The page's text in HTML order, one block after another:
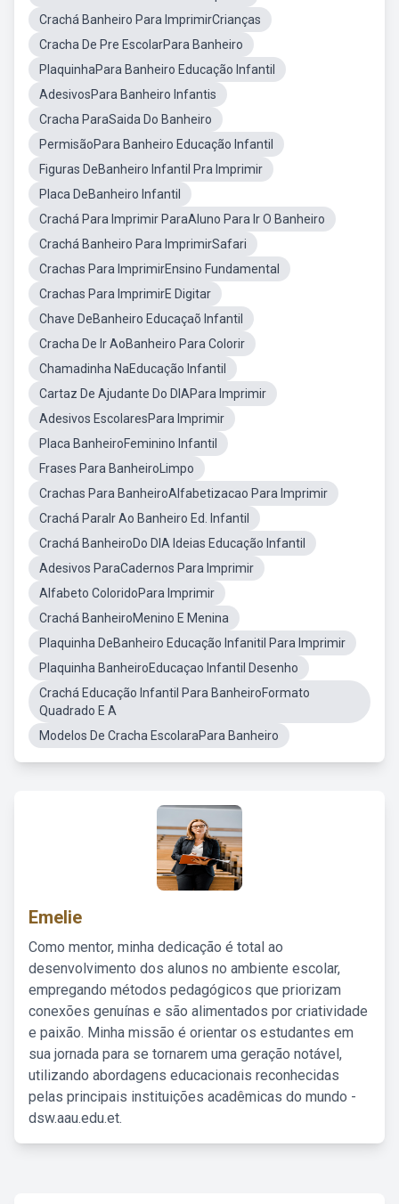
Crachá Banheiro Para ImprimirCrianças
Cracha De Pre EscolarPara Banheiro
PlaquinhaPara Banheiro Educação Infantil
AdesivosPara Banheiro Infantis
Cracha ParaSaida Do Banheiro
PermisãoPara Banheiro Educação Infantil
Figuras DeBanheiro Infantil Pra Imprimir
Placa DeBanheiro Infantil
Crachá Para Imprimir ParaAluno Para Ir O Banheiro
Crachá Banheiro Para ImprimirSafari
Crachas Para ImprimirEnsino Fundamental
Crachas Para ImprimirE Digitar
Chave DeBanheiro Educaçaõ Infantil
Cracha De Ir AoBanheiro Para Colorir
Chamadinha NaEducação Infantil
Cartaz De Ajudante Do DIAPara Imprimir
Adesivos EscolaresPara Imprimir
Placa BanheiroFeminino Infantil
Frases Para BanheiroLimpo
Crachas Para BanheiroAlfabetizacao Para Imprimir
Crachá ParaIr Ao Banheiro Ed. Infantil
Crachá BanheiroDo DIA Ideias Educação Infantil
Adesivos ParaCadernos Para Imprimir
Alfabeto ColoridoPara Imprimir
Crachá BanheiroMenino E Menina
Plaquinha DeBanheiro Educação Infanitil Para Imprimir
Plaquinha BanheiroEducaçao Infantil Desenho
Crachá Educação Infantil Para BanheiroFormato
Quadrado E A
Modelos De Cracha EscolaraPara Banheiro
Emelie
Como mentor, minha dedicação é total ao
desenvolvimento dos alunos no ambiente escolar,
empregando métodos pedagógicos que priorizam
conexões genuínas e são alimentados por criatividade
e paixão. Minha missão é orientar os estudantes em
sua jornada para se tornarem uma geração notável,
utilizando abordagens educacionais reconhecidas
pelas principais instituições acadêmicas do mundo -
dsw.aau.edu.et.